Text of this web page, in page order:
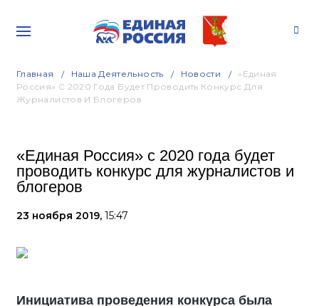
Главная Наша Деятельность Новости
«Единая
Россия» С 2020 Года Будет Проводить Конкурс Для
Журналистов И Блогеров
«Единая Россия» с 2020 года будет
проводить конкурс для журналистов и
блогеров
23 ноября 2019, 15:47
Инициатива проведения конкурса была